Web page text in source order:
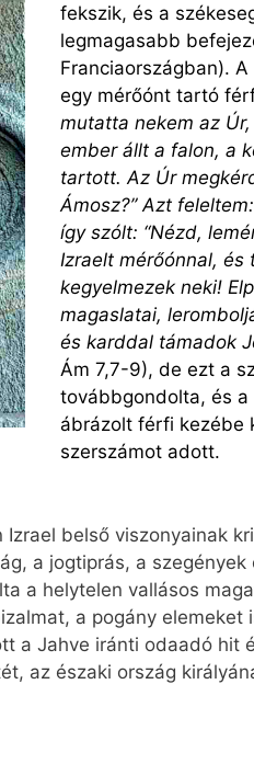
fekszik, és a
legmagasabb
Franciaországban).
egy mérőónt tartó
mutatta nekem az
ember állt a falon, a
tartott. Az Úr
Ámosz?” Azt
így szólt: “Nézd,
Izraelt mérőónnal, és
kegyelmezek neki!
magaslatai,
és karddal támadok
Ám 7,7-9), de ezt a
továbbgondolta, és a
ábrázolt férfi kezébe
szerszámot adott.
belső viszonyainak
a jogtiprás, a szegények
a helytelen vallásos
a pogány elemeket
a Jahve iránti odaadó hit
az északi ország